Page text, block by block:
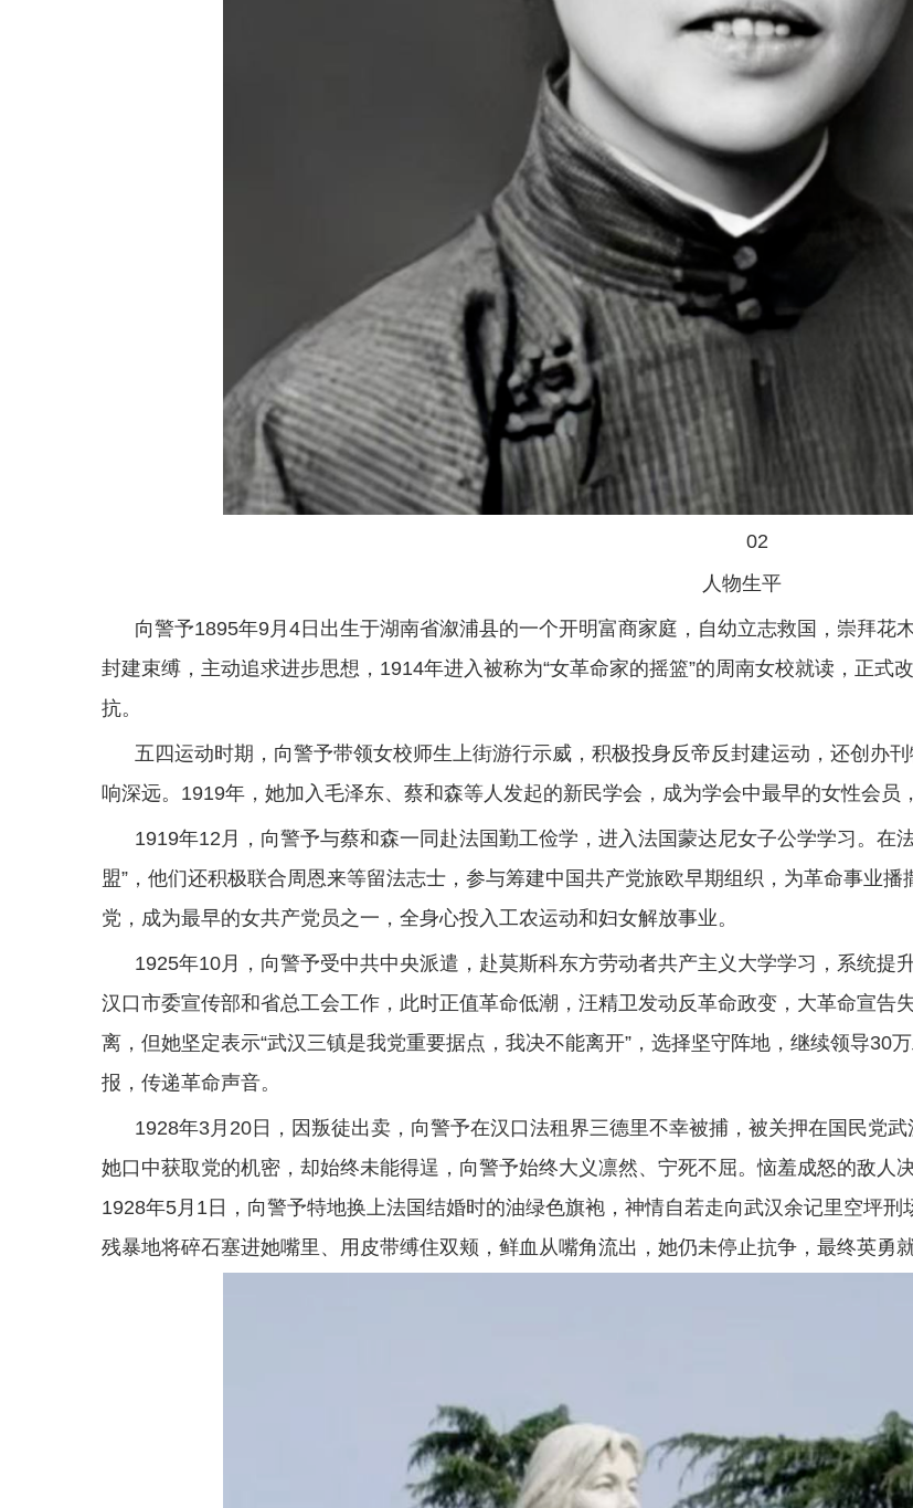
02
人物生平
向警予1895年9月4日出生于湖南省溆浦县的一个开明富商家庭，自幼立志救国，崇拜花
封建束缚，主动追求进步思想，1914年进入被称为“女革命家的摇篮”的周南女校就读，正式
抗。
五四运动时期，向警予带领女校师生上街游行示威，积极投身反帝反封建运动，还创办
响深远。1919年，她加入毛泽东、蔡和森等人发起的新民学会，成为学会中最早的女性会员
1919年12月，向警予与蔡和森一同赴法国勤工俭学，进入法国蒙达尼女子公学学习。在
盟”，他们还积极联合周恩来等留法志士，参与筹建中国共产党旅欧早期组织，为革命事业
党，成为最早的女共产党员之一，全身心投入工农运动和妇女解放事业。
1925年10月，向警予受中共中央派遣，赴莫斯科东方劳动者共产主义大学学习，系统提
汉口市委宣传部和省总工会工作，此时正值革命低潮，汪精卫发动反革命政变，大革命宣告
离，但她坚定表示“武汉三镇是我党重要据点，我决不能离开”，选择坚守阵地，继续领导30
报，传递革命声音。
1928年3月20日，因叛徒出卖，向警予在汉口法租界三德里不幸被捕，被关押在国民党
她口中获取党的机密，却始终未能得逞，向警予始终大义凛然、宁死不屈。恼羞成怒的敌人
1928年5月1日，向警予特地换上法国结婚时的油绿色旗袍，神情自若走向武汉余记里空坪
残暴地将碎石塞进她嘴里、用皮带缚住双颊，鲜血从嘴角流出，她仍未停止抗争，最终英勇